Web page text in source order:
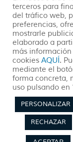
Las
terceros para
del tráfico web,
preferencias,
mostrarle
elaborado a
más información
cookies AQUÍ.
mediante el
forma concreta,
uso pulsando en
PERSONALIZAR
RECHAZAR